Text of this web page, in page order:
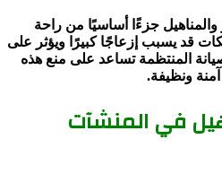
والمناهيل جزءًا أساسيًا من راحة
قد يسبب إزعاجًا كبيرًا ويؤثر على
المنتظمة تساعد على منع هذه
ونظيفة.
في المنشآت